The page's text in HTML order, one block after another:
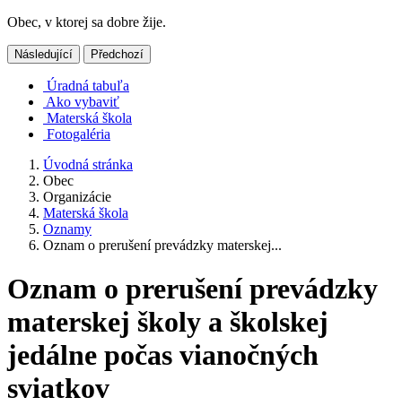
Obec, v ktorej sa dobre žije.
Následující Předchozí
Úradná tabuľa
Ako vybaviť
Materská škola
Fotogaléria
Úvodná stránka
Obec
Organizácie
Materská škola
Oznamy
Oznam o prerušení prevádzky materskej...
Oznam o prerušení prevádzky
materskej školy a školskej
jedálne počas vianočných
sviatkov